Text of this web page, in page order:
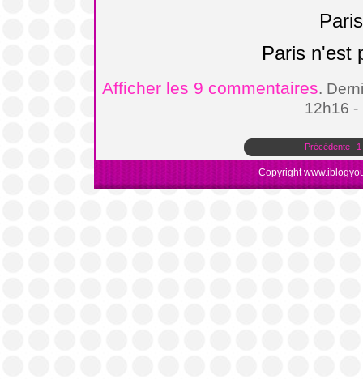
Paris n'est
Afficher les 9 commentaires.
12h16 -
Précédente 1
Copyright